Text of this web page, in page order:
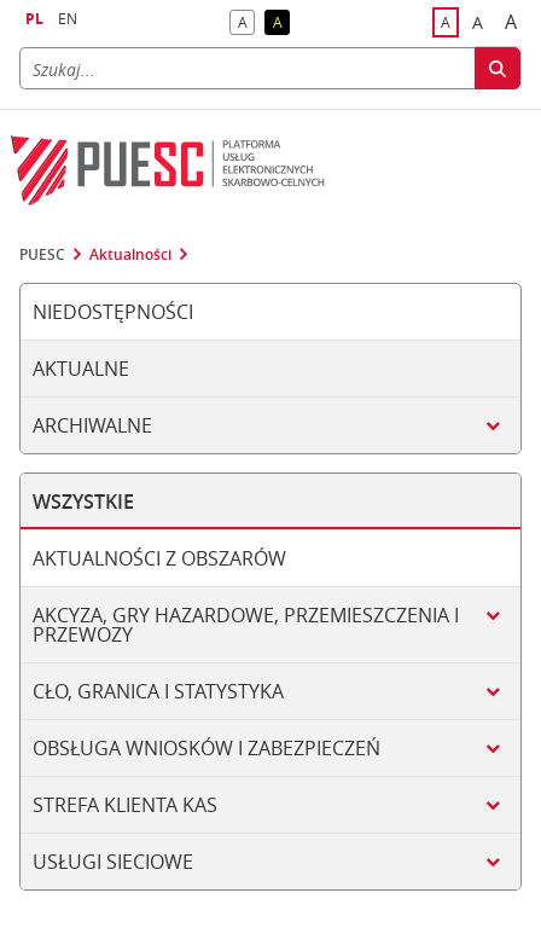
PL EN Akontrast domyślny
Akontrast żółty tekst na czarnym tle
Adomyślna
A A
PUESC Aktualności
NIEDOSTĘPNOŚCI
AKTUALNE
ARCHIWALNE
WSZYSTKIE
AKTUALNOŚCI Z OBSZARÓW
AKCYZA, GRY HAZARDOWE, PRZEMIESZCZENIA I
PRZEWOZY
CŁO, GRANICA I STATYSTYKA
OBSŁUGA WNIOSKÓW I ZABEZPIECZEŃ
STREFA KLIENTA KAS
USŁUGI SIECIOWE